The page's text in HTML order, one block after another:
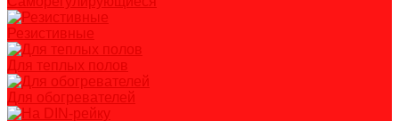
Резистивные
Для теплых полов
Для обогревателей